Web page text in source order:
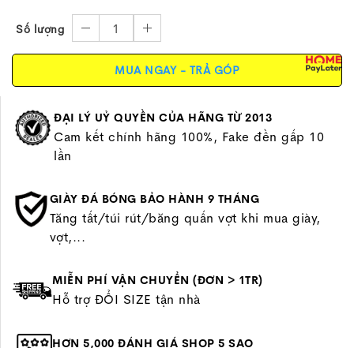
Số lượng 1
MUA NGAY - TRẢ GÓP
ĐẠI LÝ UỶ QUYỀN CỦA HÃNG TỪ 2013
Cam kết chính hãng 100%, Fake đền gấp 10
lần
GIÀY ĐÁ BÓNG BẢO HÀNH 9 THÁNG
Tăng tất/túi rút/băng quấn vợt khi mua giày,
vợt,...
MIỄN PHÍ VẬN CHUYỂN (ĐƠN > 1TR)
Hỗ trợ ĐỔI SIZE tận nhà
HƠN 5,000 ĐÁNH GIÁ SHOP 5 SAO